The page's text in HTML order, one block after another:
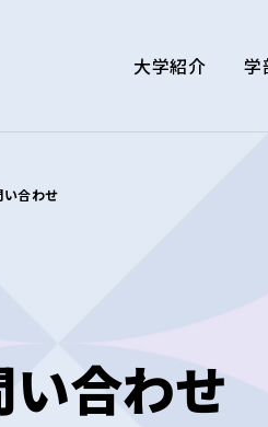
大学紹介 学
い合わせ
い合わせ